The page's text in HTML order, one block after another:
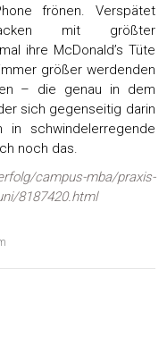
frönen. Verspätet
mit größter
ihre McDonald’s Tüte
größer werdenden
– die genau in dem
sich gegenseitig darin
in schwindelerregende
noch das.
campus-mba/praxis-
8187420.html